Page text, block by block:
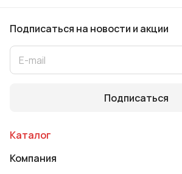
Подписаться на новости и акции
Подписаться
Каталог
Компания